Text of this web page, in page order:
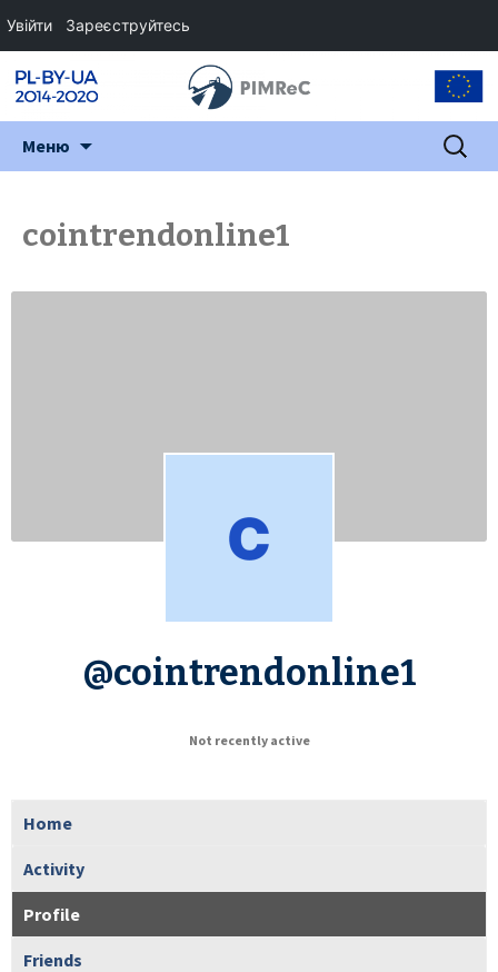
Меню Пошук:
cointrendonline1
@cointrendonline1
Not recently active
Home
Activity
Profile
Friends
Увійти Зареєструйтесь